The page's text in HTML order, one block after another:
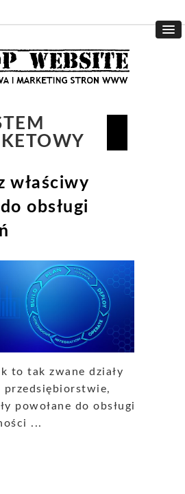
właściwy
obsługi
to tak zwane działy
przedsiębiorstwie,
powołane do obsługi
...